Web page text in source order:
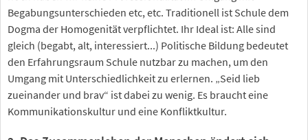
Begabungsunterschieden etc, etc. Traditionell ist Schule dem
Dogma der Homogenität verpflichtet. Ihr Ideal ist: Alle sind
gleich (begabt, alt, interessiert...) Politische Bildung bedeutet
den Erfahrungsraum Schule nutzbar zu machen, um den
Umgang mit Unterschiedlichkeit zu erlernen. „Seid lieb
zueinander und brav“ ist dabei zu wenig. Es braucht eine
Kommunikationskultur und eine Konfliktkultur.